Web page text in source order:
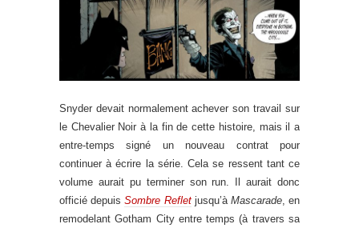
Snyder devait normalement achever son travail sur
le Chevalier Noir à la fin de cette histoire, mais il a
entre-temps signé un nouveau contrat pour
continuer à écrire la série. Cela se ressent tant ce
volume aurait pu terminer son run. Il aurait donc
officié depuisSombre Refletjusqu’à Mascarade, en
remodelant Gotham City entre temps (à travers sa